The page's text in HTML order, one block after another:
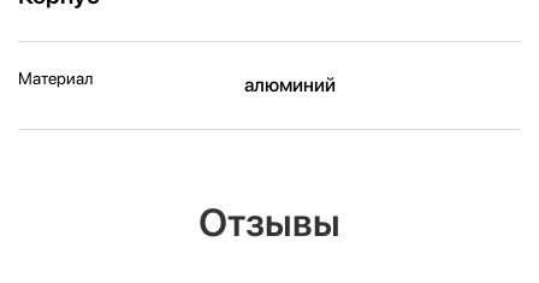
Материал алюминий
Отзывы